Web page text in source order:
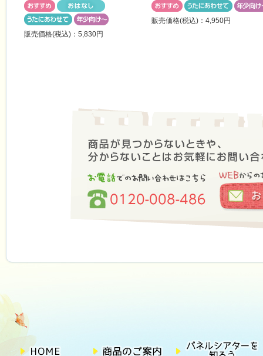
販売価格(税込)：5,830円
販売価格(税込)：4,950円